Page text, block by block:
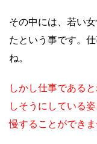
その中には、若い
たという事です。
ね。
しかし仕事である
しそうにしている
慢することができま